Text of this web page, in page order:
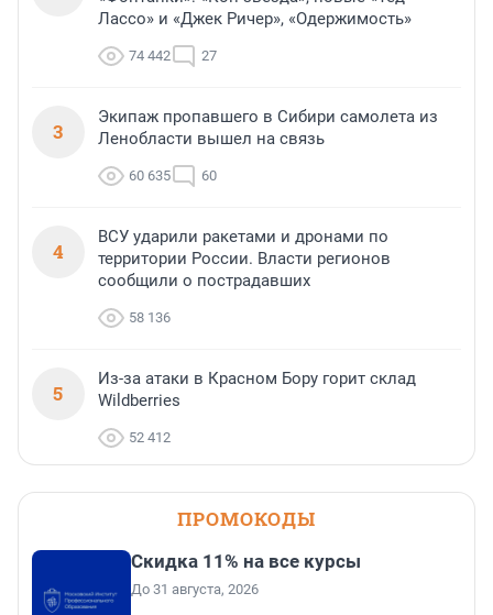
Лассо» и «Джек Ричер», «Одержимость»
74 442 27
3
Экипаж пропавшего в Сибири самолета из
Ленобласти вышел на связь
60 635 60
4
ВСУ ударили ракетами и дронами по
территории России. Власти регионов
сообщили о пострадавших
58 136
5
Из-за атаки в Красном Бору горит склад
Wildberries
52 412
ПРОМОКОДЫ
Скидка 11% на все курсы
До 31 августа, 2026